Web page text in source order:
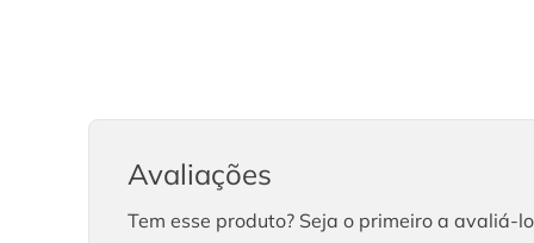
Avaliações
Tem esse produto? Seja o primeiro a avaliá-